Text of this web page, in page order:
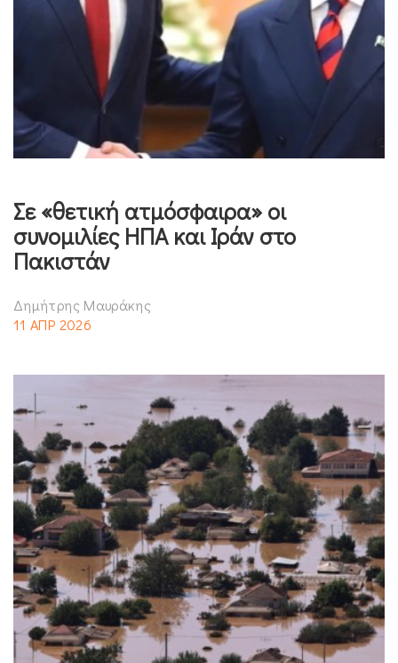
Σε «θετική ατμόσφαιρα» οι
συνομιλίες ΗΠΑ και Ιράν στο
Πακιστάν
Δημήτρης Μαυράκης
11 ΑΠΡ 2026